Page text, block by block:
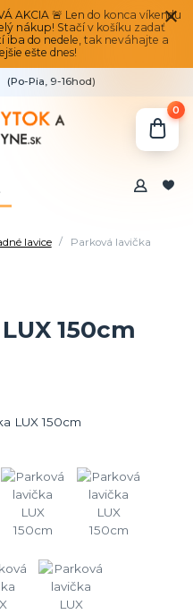
AKCIA 🚨 Len do konca víkendu
nákup! Stačí v košíku zadať
iba do nedele, tak neváhajte a
ešte dnes!
(Po-Pia, 9-16hod)
0
lavice
Parková lavička
150cm